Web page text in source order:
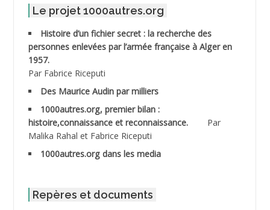
ABDELMOUMENE Ahmed
ABDESMED Mohamed ben Kaddour
ABDESSELAMI Kouider
ABDESSLEM Ahmed dit le Coiffeur
ABDOUDOU
ABID Mohamed
Le projet 1000autres.org
Histoire d’un fichier secret : la recherche des
personnes enlevées par l’armée française à Alger en
1957.
Par Fabrice Riceputi
Des Maurice Audin par milliers
1000autres.org, premier bilan :
histoire,connaissance et reconnaissance.
Par
Malika Rahal et Fabrice Riceputi
1000autres.org dans les media
Repères et documents